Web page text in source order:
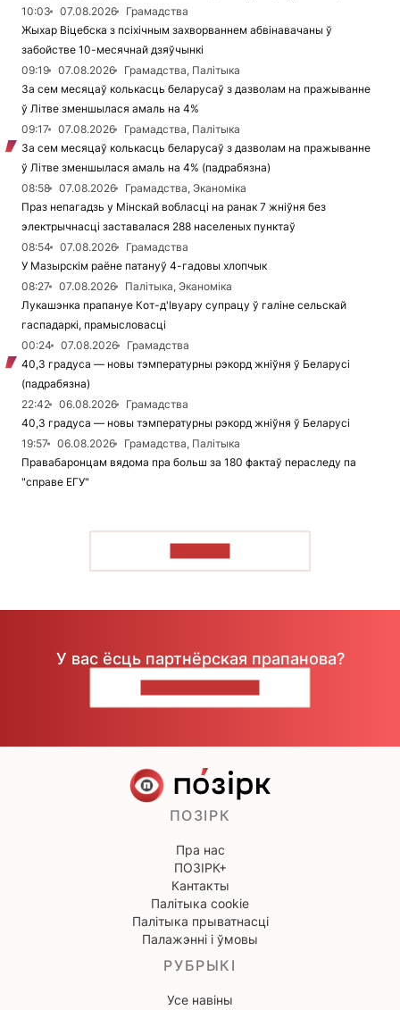
10:03
07.08.2026
Грамадства
Жыхар Віцебска з псіхічным захворваннем абвінавачаны ў
забойстве 10-месячнай дзяўчынкі
09:19
07.08.2026
Грамадства, Палітыка
За сем месяцаў колькасць беларусаў з дазволам на пражыванне
ў Літве зменшылася амаль на 4%
09:17
07.08.2026
Грамадства, Палітыка
За сем месяцаў колькасць беларусаў з дазволам на пражыванне
ў Літве зменшылася амаль на 4% (падрабязна)
08:58
07.08.2026
Грамадства, Эканоміка
Праз непагадзь у Мінскай вобласці на ранак 7 жніўня без
электрычнасці заставалася 288 населеных пунктаў
08:54
07.08.2026
Грамадства
У Мазырскім раёне патануў 4-гадовы хлопчык
08:27
07.08.2026
Палітыка, Эканоміка
Лукашэнка прапануе Кот-д'Івуару супрацу ў галіне сельскай
гаспадаркі, прамысловасці
00:24
07.08.2026
Грамадства
40,3 градуса — новы тэмпературны рэкорд жніўня ў Беларусі
(падрабязна)
22:42
06.08.2026
Грамадства
40,3 градуса — новы тэмпературны рэкорд жніўня ў Беларусі
19:57
06.08.2026
Грамадства, Палітыка
Правабаронцам вядома пра больш за 180 фактаў пераследу па
"справе ЕГУ"
У вас ёсць партнёрская прапанова?
ПОЗІРК
Пра нас
ПОЗІРК+
Кантакты
Палітыка cookie
Палітыка прыватнасці
Палажэнні і ўмовы
РУБРЫКІ
Усе навіны